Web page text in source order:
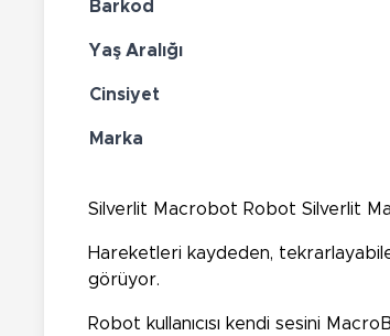
Barkod
Yaş Aralığı
Cinsiyet
Marka
Silverlit Macrobot Robot Silverlit
Hareketleri kaydeden,
görüyor.
Robot kullanıcısı kendi sesini